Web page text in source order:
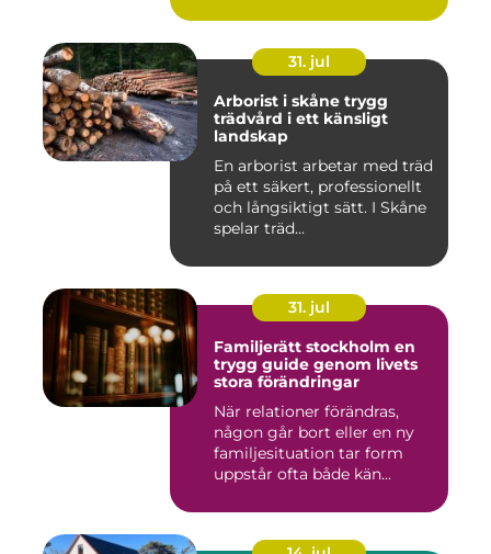
31. jul
Arborist i skåne trygg
trädvård i ett känsligt
landskap
En arborist arbetar med träd
på ett säkert, professionellt
och långsiktigt sätt. I Skåne
spelar träd...
31. jul
Familjerätt stockholm en
trygg guide genom livets
stora förändringar
När relationer förändras,
någon går bort eller en ny
familjesituation tar form
uppstår ofta både kän...